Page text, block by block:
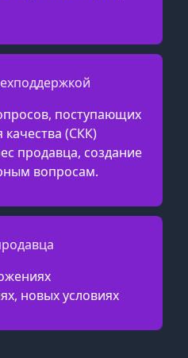
поступающих
(СКК)
продавца, создание
вопросам.
новых условиях